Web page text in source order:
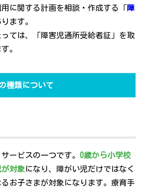
に関する計画を相談・作成する「障
ます。
ては、「障害児通所受給者証」を取
。
種類について
ービスの一つです。 0歳から小学校
対象になり、障がい児だけではなく
お子さまが対象になります。療育手